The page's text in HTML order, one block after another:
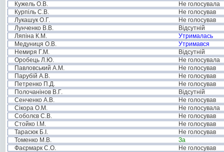
Кужель О.В.
Не голосувала
Курпіль С.В.
Не голосував
Лукашук О.Г.
Не голосував
Лунченко В.В.
Відсутній
Ляпіна К.М.
Утрималась
Медуниця О.В.
Утримався
Немиря Г.М.
Відсутній
Оробець Л.Ю.
Не голосувала
Павловський А.М.
Не голосував
Парубій А.В.
Не голосував
Петренко П.Д.
Не голосував
Полочанінов В.Г.
Відсутній
Сенченко А.В.
Не голосував
Сікора О.М.
Не голосувала
Соболєв С.В.
Не голосував
Стойко І.М.
Не голосував
Тарасюк Б.І.
Не голосував
Томенко М.В.
За
Фаєрмарк С.О.
Не голосував